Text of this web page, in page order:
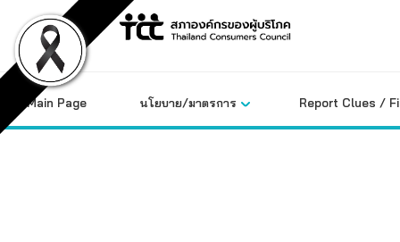
content
Main Page นโยบาย/มาตรการ Report Clues /